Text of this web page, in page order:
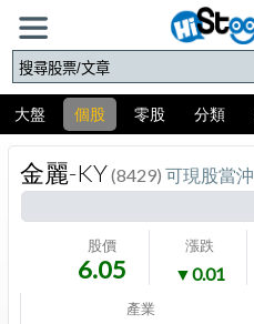
大盤 個股 零股 分類
金麗-KY(8429) 可現股當沖
股價
6.05
漲跌
▼0.01
產業